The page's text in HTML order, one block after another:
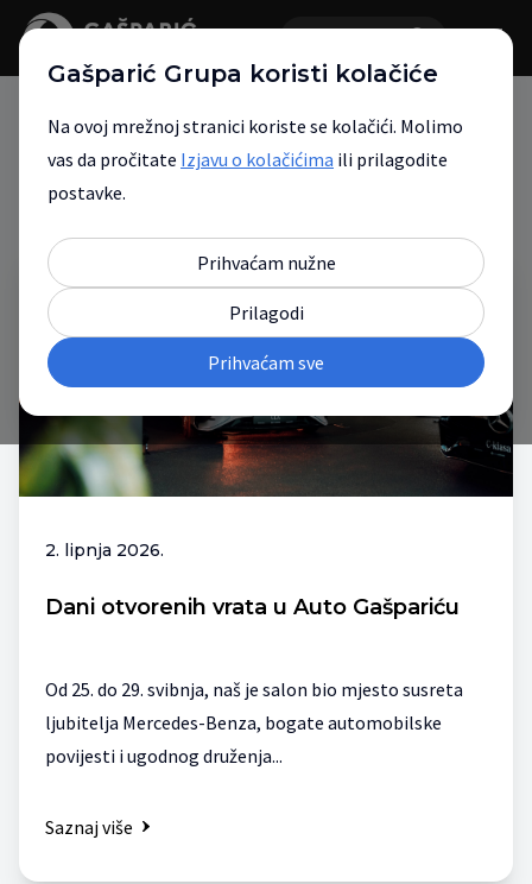
Novosti
2. lipnja 2026.
Dani otvorenih vrata u Auto Gašpariću
Od 25. do 29. svibnja, naš je salon bio mjesto susreta
ljubitelja Mercedes-Benza, bogate automobilske
povijesti i ugodnog druženja...
Saznaj više
Gašparić Grupa koristi kolačiće
Na ovoj mrežnoj stranici koriste se kolačići. Molimo
vas da pročitate Izjavu o kolačićima ili prilagodite
postavke.
Prihvaćam nužne
Prilagodi
Prihvaćam sve